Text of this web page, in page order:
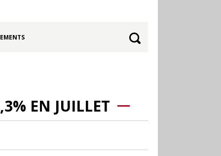
EN JUILLET
30.06
Canicule : les
soutenir le commerce